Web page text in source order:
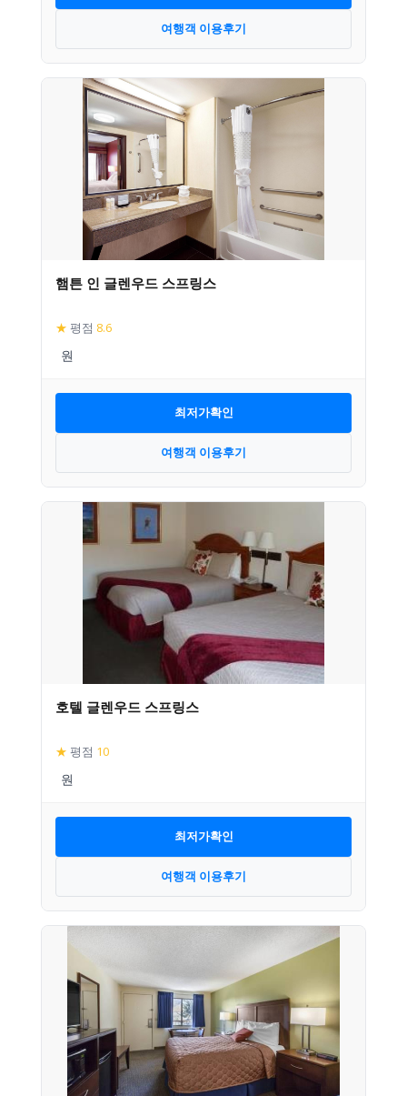
여행객 이용후기
햄튼 인 글렌우드 스프링스
★ 평점 8.6
최저가확인
여행객 이용후기
호텔 글렌우드 스프링스
★ 평점 10
최저가확인
여행객 이용후기